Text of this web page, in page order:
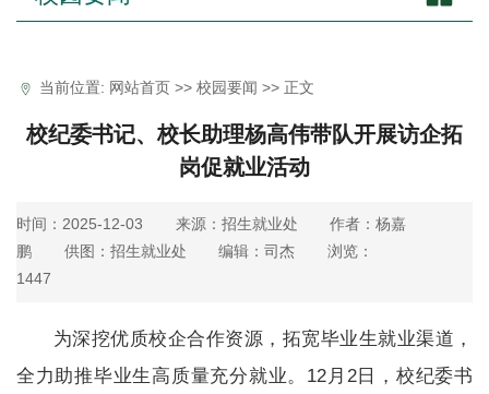
当前位置: 网站首页 >>校园要闻 >> 正文
校纪委书记、校长助理杨高伟带队开展访企拓
岗促就业活动
时间：2025-12-03 来源：招生就业处
作者：杨嘉
鹏
供图：招生就业处 编辑：司杰
浏览：
1447
为深挖优质校企合作资源，拓宽毕业生就业渠道，
全力助推毕业生高质量充分就业。12月2日，校纪委书